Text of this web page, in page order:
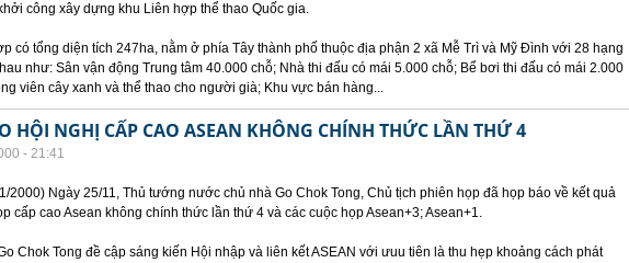
công xây dựng khu Liên hợp thể thao Quốc gia.
có tổng diện tích 247ha, nằm ở phía Tây thành phố thuộc địa phận 2 xã Mễ Trì và Mỹ Đình với 28 hạng
như: Sân vận động Trung tâm 40.000 chỗ; Nhà thi đấu có mái 5.000 chỗ; Bể bơi thi đấu có mái 2.000
viên cây xanh và thể thao cho người già; Khu vực bán hàng...
HỘI NGHỊ CẤP CAO ASEAN KHÔNG CHÍNH THỨC LẦN THỨ 4
- 21:41
2000) Ngày 25/11, Thủ tướng nước chủ nhà Go Chok Tong, Chủ tịch phiên họp đã họp báo về kết quả
cấp cao Asean không chính thức lần thứ 4 và các cuộc họp Asean+3; Asean+1.
Chok Tong đề cập sáng kiến Hội nhập và liên kết ASEAN với ưuu tiên là thu hẹp khoảng cách phát